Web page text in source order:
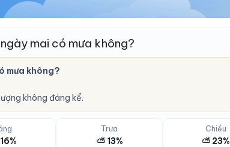
mai có mưa không?
mưa không?
không đáng kể.
Trưa
⛅ 13%
Chiều
⛅ 23%